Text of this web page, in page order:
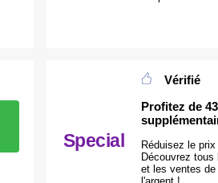
Special
Vérifié
Profitez de
Réduisez le
Découvrez
et les ventes